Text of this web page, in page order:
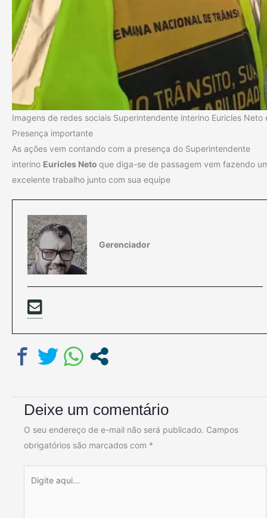
Imagens de redes sociais Superintendente interino Euricles Neto
Presença importante
As ações vem contando com a presença do Superintendente
interino Euricles Neto que diga-se de passagem vem fazendo
excelente trabalho junto com sua equipe
Gerenciador
Deixe um comentário
O seu endereço de e-mail não será publicado. Campos
obrigatórios são marcados com *
aqui...